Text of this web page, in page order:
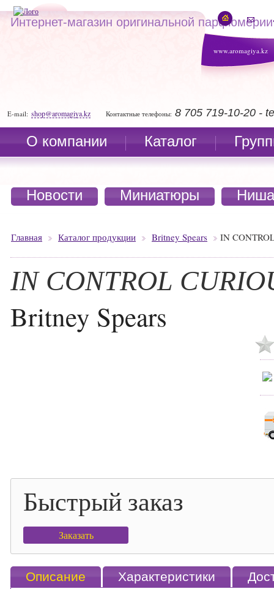
www.aromagiya.kz
Интернет-магазин оригинальной парфюмерии
E-mail: shop@aromagiya.kz Контактные телефоны: 8 705 719-10-20 -
О компании Каталог
Новости Миниатюры
Главная Каталог продукции Britney Spears IN
IN CONTROL
Britney Spears
Быстрый заказ
Заказать
Описание Характеристики